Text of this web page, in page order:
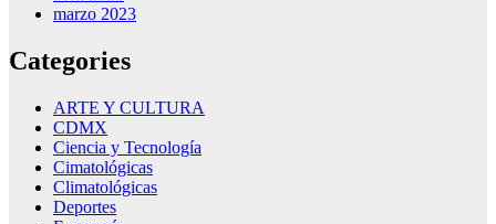
marzo 2023
Categories
ARTE Y CULTURA
CDMX
Ciencia y Tecnología
Cimatológicas
Climatológicas
Deportes